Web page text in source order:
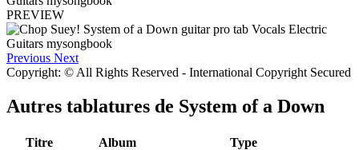
PREVIEW
Previous Next
Copyright: © All Rights Reserved - International Copyright Secured
Autres tablatures de System of a Down
Titre Album
Type